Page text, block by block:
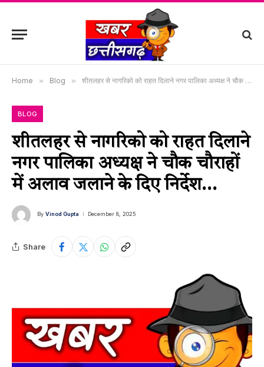
Home » Blog » शीतलहर से नागरिको को राहत दिलाने नगर पालिका अध्यक्ष ने चौक चौराहों में अलाव जलाने के दिए निर्देश…
BLOG
शीतलहर से नागरिको को राहत दिलाने
नगर पालिका अध्यक्ष ने चौक चौराहों
में अलाव जलाने के दिए निर्देश…
By Vinod Gupta December 8, 2025
Share